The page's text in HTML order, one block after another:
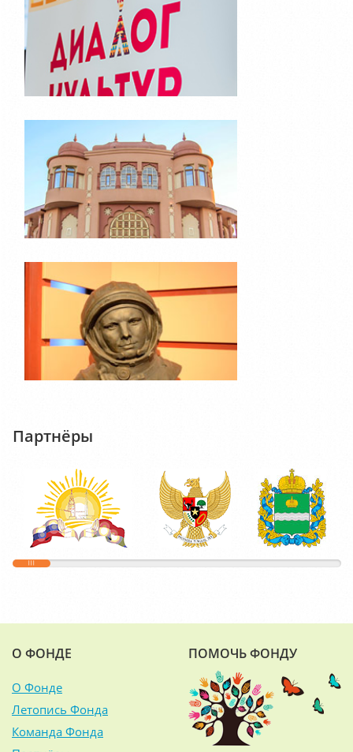
Партнёры
О ФОНДЕ
О Фонде
Летопись Фонда
Команда Фонда
ПОМОЧЬ ФОНДУ